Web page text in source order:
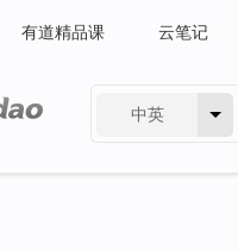
有道精品课 云笔记
中英